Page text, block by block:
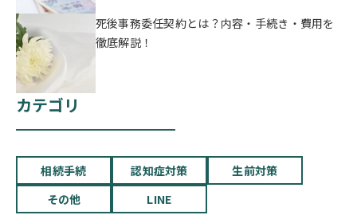
死後事務委任契約とは？内容・手続き・費用を
徹底解説！
カテゴリ
相続手続 認知症対策
生前対策
その他
LINE